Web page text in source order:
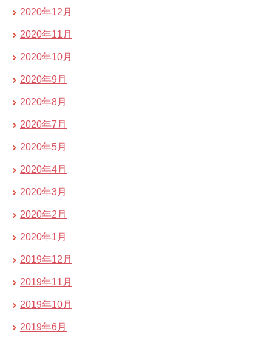
2020年12月
2020年11月
2020年10月
2020年9月
2020年8月
2020年7月
2020年5月
2020年4月
2020年3月
2020年2月
2020年1月
2019年12月
2019年11月
2019年10月
2019年6月